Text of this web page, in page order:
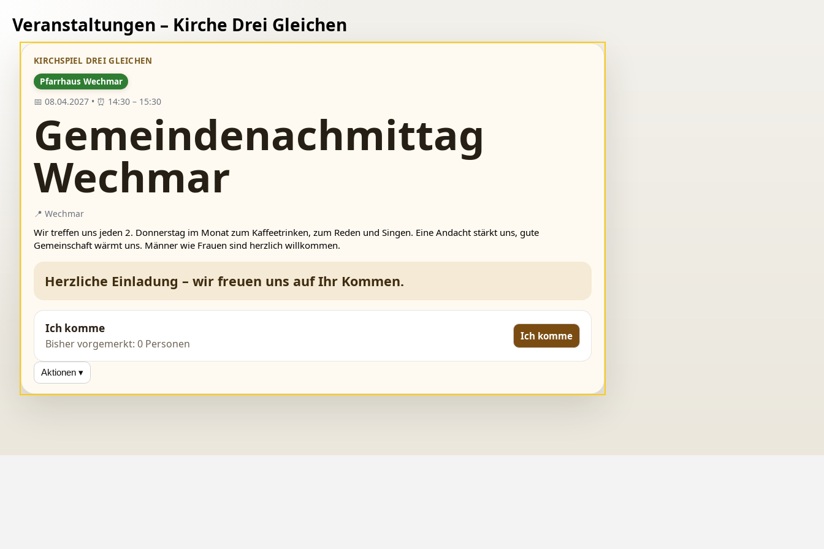
Veranstaltungen – Kirche Drei Gleichen
KIRCHSPIEL DREI GLEICHEN
Pfarrhaus Wechmar
📅 08.04.2027 • ⏰ 14:30 – 15:30
Gemeindenachmittag
Wechmar
📍 Wechmar
Wir treffen uns jeden 2. Donnerstag im Monat zum Kaffeetrinken, zum Reden und Singen. Eine Andacht stärkt uns, gute
Gemeinschaft wärmt uns. Männer wie Frauen sind herzlich willkommen.
Herzliche Einladung – wir freuen uns auf Ihr Kommen.
Ich komme
Bisher vorgemerkt: 0 Personen
Ich komme
Aktionen ▾